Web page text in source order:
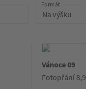
Formát
Vánoce 09
Fotopřání